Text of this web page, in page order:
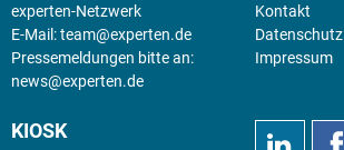
experten-Netzwerk
E-Mail:team@experten.de
Pressemeldungen bitte an:
news@experten.de
Kontakt
Datenschutz
Impressum
KIOSK